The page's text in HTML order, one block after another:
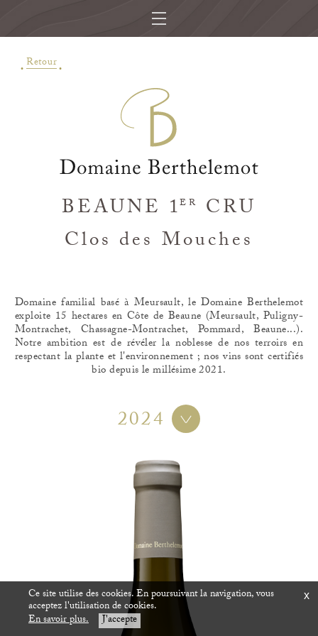
Retour
BEAUNE 1ER
CRU
Clos des Mouches
Domaine familial basé à Meursault, le Domaine Berthelemot
exploite 15 hectares en Côte de Beaune (Meursault, Puligny-
Montrachet, Chassagne-Montrachet, Pommard, Beaune...).
Notre ambition est de révéler la noblesse de nos terroirs en
respectant la plante et l'environnement ; nos vins sont certifiés
bio depuis le millésime 2021.
2024
Ce site utilise des cookies. En poursuivant la navigation, vous
acceptez l'utilisation de cookies.
En savoir plus. J'accepte
x